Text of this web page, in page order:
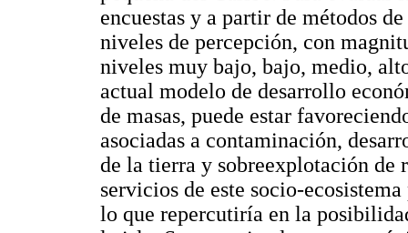
encuestas y a partir de métodos
niveles de percepción, con
niveles muy bajo, bajo, medio,
actual modelo de desarrollo
de masas, puede estar
asociadas a contaminación,
de la tierra y sobreexplotación de
servicios de este socio-
lo que repercutiría en la